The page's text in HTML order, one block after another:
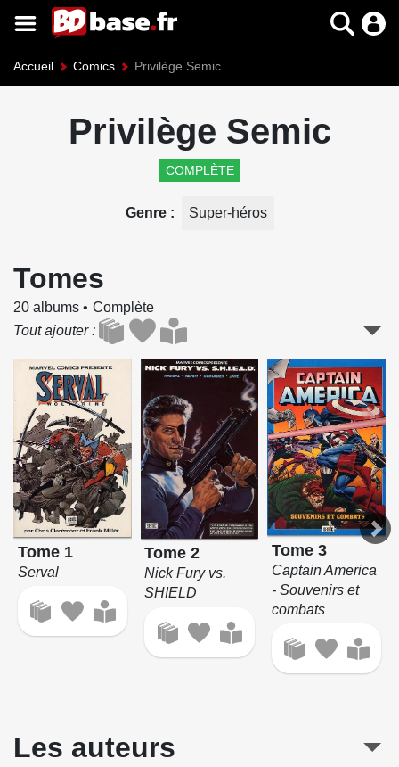
Accueil Comics Privilège Semic
Privilège Semic
COMPLÈTE
Genre Super-héros
Tomes
20 albums
Complète
Tout ajouter
Tome 1
Serval
Tome 2
Nick Fury vs.
SHIELD
Tome 3
Captain America
- Souvenirs et
combats
Les auteurs